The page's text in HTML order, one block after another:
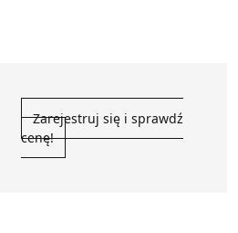
Zarejestruj się i sprawdź
cenę!